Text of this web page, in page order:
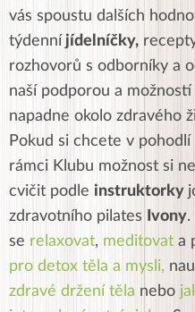
vás spoustu dalších
týdenní jídelníčky,
rozhovorů s odborníky a
naší podporou a
napadne okolo zdravého
Pokud si chcete v pohodlí
rámci Klubu možnost si
cvičit podle instruktorky
zdravotního pilates
Ivony.
se relaxovat, meditovat a
pro detox těla a mysli,
zdravé držení těla nebo